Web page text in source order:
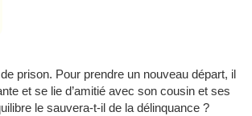
prison. Pour prendre un nouveau départ, il
et se lie d’amitié avec son cousin et ses
le sauvera-t-il de la délinquance ?